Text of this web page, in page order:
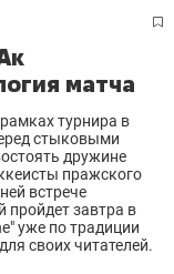
матча
турнира в
стыковыми
дружине
пражского
встрече
пройдет завтра в
уже по традиции
своих читателей.